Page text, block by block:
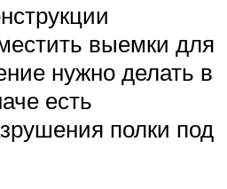
выемки для
нужно делать в
есть
полки под